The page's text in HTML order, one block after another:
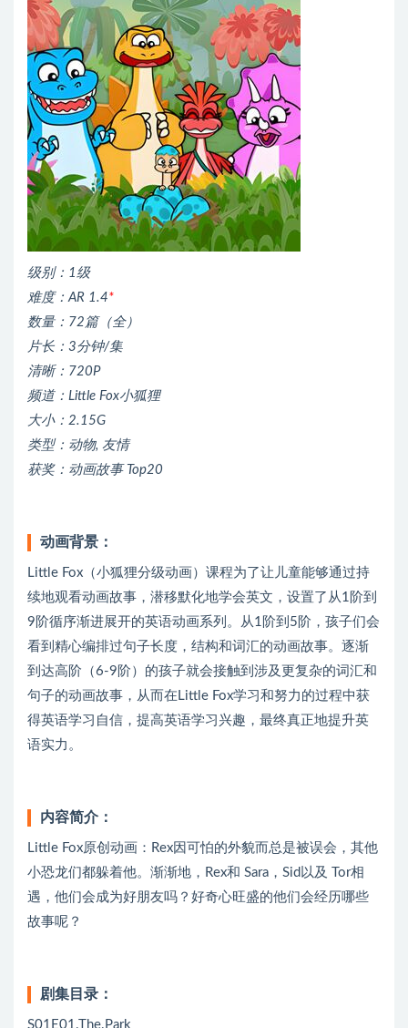
级别：1级
难度：AR 1.4*
数量：72篇（全）
片长：3分钟/集
清晰：720P
频道：Little Fox小狐狸
大小：2.15G
类型：动物, 友情
获奖：动画故事 Top20
动画背景：
Little Fox（小狐狸分级动画）课程为了让儿童能够通过持
续地观看动画故事，潜移默化地学会英文，设置了从1阶到
9阶循序渐进展开的英语动画系列。从1阶到5阶，孩子们会
看到精心编排过句子长度，结构和词汇的动画故事。逐渐
到达高阶（6-9阶）的孩子就会接触到涉及更复杂的词汇和
句子的动画故事，从而在Little Fox学习和努力的过程中获
得英语学习自信，提高英语学习兴趣，最终真正地提升英
语实力。
内容简介：
Little Fox原创动画：Rex因可怕的外貌而总是被误会，其他
小恐龙们都躲着他。渐渐地，Rex和 Sara，Sid以及 Tor相
遇，他们会成为好朋友吗？好奇心旺盛的他们会经历哪些
故事呢？
剧集目录：
S01E01.The.Park